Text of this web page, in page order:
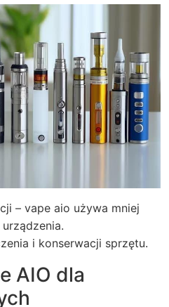
– vape aio używa mniej
i konserwacji sprzętu.
AIO dla